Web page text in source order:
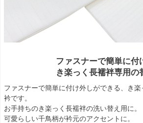
ファスナーで簡単に付
き楽っく長襦袢専用の
ファスナーで簡単に付け外しができる、き楽
衿です。
お手持ちのき楽っく長襦袢の洗い替え用に。
可愛らしい千鳥柄が衿元のアクセントに。